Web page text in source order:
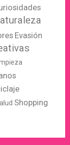
Evasión
Shopping